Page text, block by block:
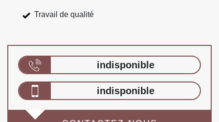
Travail de qualité
indisponible
indisponible